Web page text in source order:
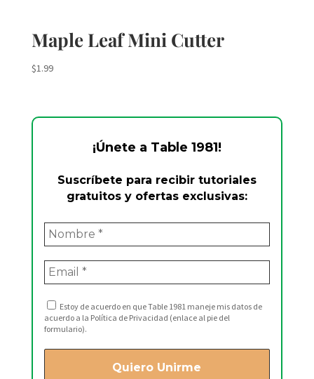
Maple Leaf Mini Cutter
$1.99
¡Únete a Table 1981!
Suscríbete para recibir tutoriales
gratuitos y ofertas exclusivas:
Estoy de acuerdo en que Table 1981 maneje mis datos de
acuerdo a la Política de Privacidad (enlace al pie del
formulario).